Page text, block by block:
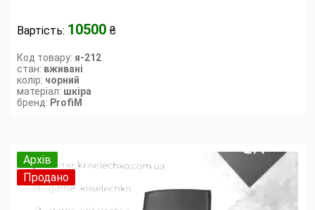
Вартість: 10500 ₴
Код товару: я-212
стан: вживані
колір: чорний
матеріал: шкіра
бренд: ProfiM
Продано
Архів